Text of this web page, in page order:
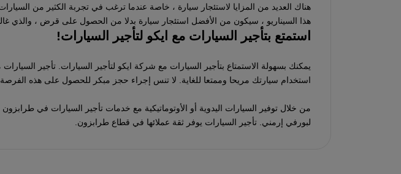
هناك العديد من المزايا لاستئجار سيارة ، خاصة عندما ترغب في تجربة الكثير من
هذا السيناريو ، سيكون من الأفضل استئجار سيارة بدلا من الحصول على قرض ، والذي
استمتع بتأجير السيارات مع ايكو لتأجير السيارات!
يمكنك بسهولة الاستمتاع بتأجير السيارات مع شركة ايكو لتأجير السيارات. تأجير
استخدام سيارتك مريحا وممتعا للغاية. لا تنس إجراء حجز مبكر للحصول على هذه الفرصة
من خلال توفير السيارات اليدوية أو الأوتوماتيكية مع خدمات تأجير السيارات في طرابزون
لبورفي إرمني. تأجير السيارات يوفر ثقة عملائها في قطاع طرابزون.